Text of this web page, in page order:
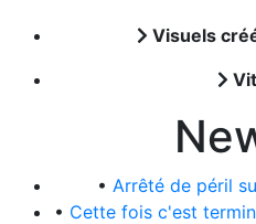
Visuels
• Arrêté de péril
• Cette fois c'est